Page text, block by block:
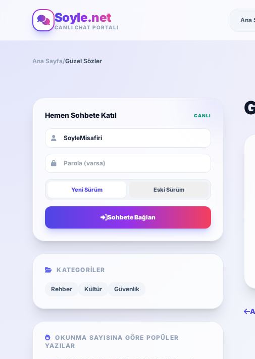
Soyle.net
CANLI CHAT PORTALI
Ana
Ana Sayfa/Güzel Sözler
Hemen Sohbete Katıl CANLI
Yeni Sürüm Eski Sürüm
Sohbete Bağlan
KATEGORILER
Rehber Kültür Güvenlik
OKUNMA SAYISINA GÖRE POPÜLER
YAZILAR